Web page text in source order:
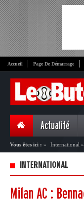
Accueil Page De Démarrage
Actualité
Vous êtes ici : » International »
INTERNATIONAL
Milan AC :